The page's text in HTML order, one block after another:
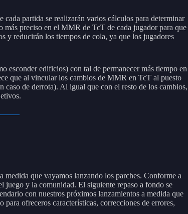
partida se realizarán varios cálculos para determinar
preciso en el MMR de TcT de cada jugador para que
y reducirán los tiempos de cola, ya que los jugadores
esconder edificios) con tal de permanecer más tiempo en
que al vincular los cambios de MMR en TcT al puesto
de derrota). Al igual que con el resto de los cambios,
medida que vayamos lanzando los parches. Conforme a
juego y la comunidad. El siguiente repaso a fondo se
con nuestros próximos lanzamientos a medida que
ofreceros características, correcciones de errores,